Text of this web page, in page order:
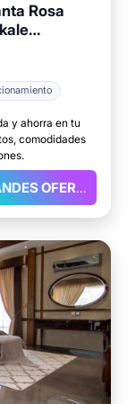
Rosa
y ahorra en tu
comodidades
GRANDES OFERTAS